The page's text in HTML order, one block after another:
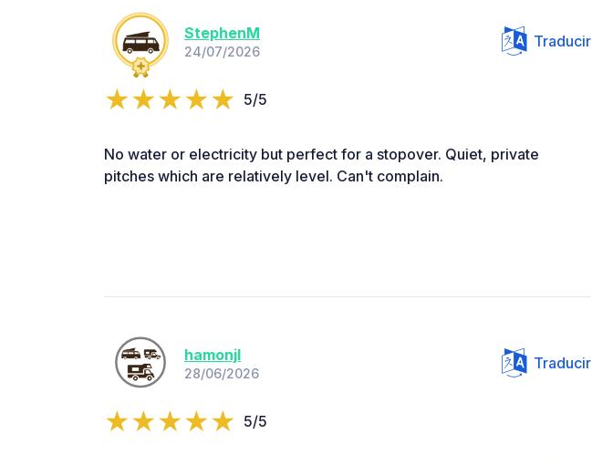
StephenM
24/07/2026
Traducir
5/5
No water or electricity but perfect for a stopover. Quiet, private
pitches which are relatively level. Can't complain.
hamonjl
28/06/2026
Traducir
5/5